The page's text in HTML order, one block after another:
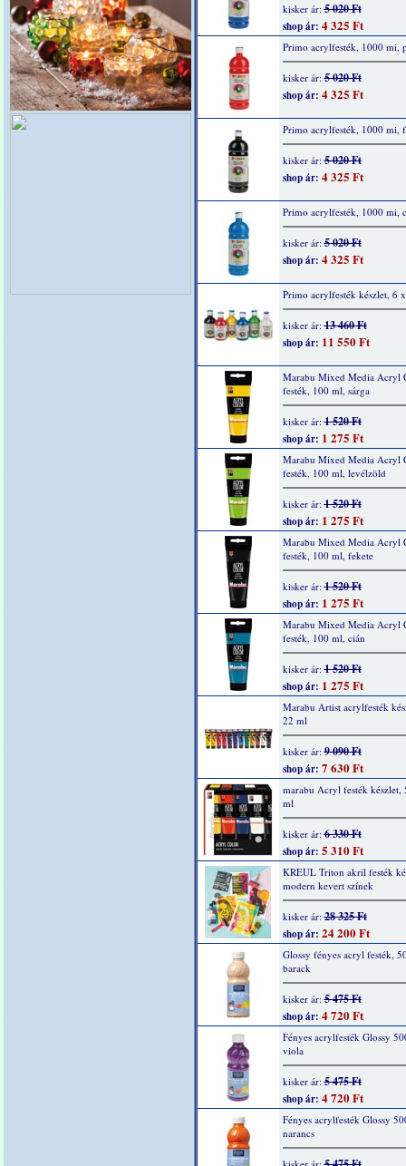
kisker ár:5 020 Ft
shop ár: 4 325 Ft
Primo acrylfesték, 1000 mi,
kisker ár:5 020 Ft
shop ár: 4 325 Ft
Primo acrylfesték, 1000 mi,
kisker ár:5 020 Ft
shop ár: 4 325 Ft
Primo acrylfesték, 1000 mi,
kisker ár:5 020 Ft
shop ár: 4 325 Ft
Primo acrylfesték készlet, 6
kisker ár:13 460 Ft
shop ár: 11 550 Ft
Marabu Mixed Media Acryl
festék, 100 ml, sárga
kisker ár:1 520 Ft
shop ár: 1 275 Ft
Marabu Mixed Media Acryl
festék, 100 ml, levélzöld
kisker ár:1 520 Ft
shop ár: 1 275 Ft
Marabu Mixed Media Acryl
festék, 100 ml, fekete
kisker ár:1 520 Ft
shop ár: 1 275 Ft
Marabu Mixed Media Acryl
festék, 100 ml, cián
kisker ár:1 520 Ft
shop ár: 1 275 Ft
Marabu Artist acrylfesték
22 ml
kisker ár:9 090 Ft
shop ár: 7 630 Ft
marabu Acryl festék készlet,
ml
kisker ár:6 330 Ft
shop ár: 5 310 Ft
KREUL Triton akril festék
modern kevert színek
kisker ár:28 325 Ft
shop ár: 24 200 Ft
Glossy fényes acryl festék,
barack
kisker ár:5 475 Ft
shop ár: 4 720 Ft
Fényes acrylfesték Glossy
viola
kisker ár:5 475 Ft
shop ár: 4 720 Ft
Fényes acrylfesték Glossy
narancs